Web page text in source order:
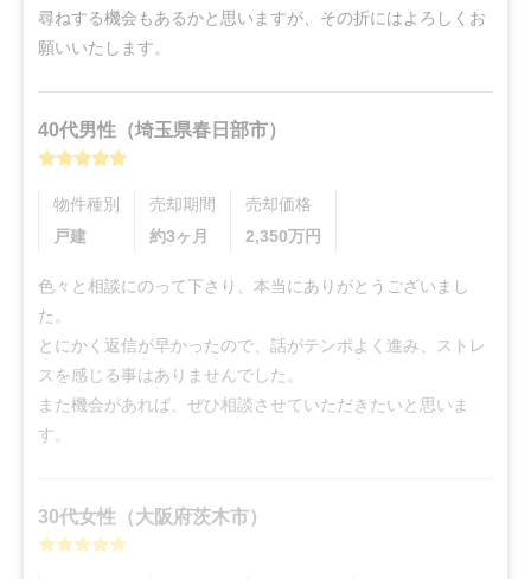
尋ねする機会もあるかと思いますが、その折にはよろしくお
願いいたします。
40代男性 （埼玉県春日部市）
物件種別
戸建
売却期間
約3ヶ月
売却価格
2,350万円
色々と相談にのって下さり、本当にありがとうございまし
た。
とにかく返信が早かったので、話がテンポよく進み、ストレ
スを感じる事はありませんでした。
また機会があれば、ぜひ相談させていただきたいと思いま
す。
30代女性 （大阪府茨木市）